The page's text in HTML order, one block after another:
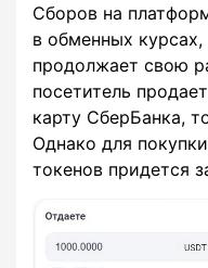
Сборов на
в обменных
продолжает свою
посетитель
карту СберБанка,
Однако для
токенов придется